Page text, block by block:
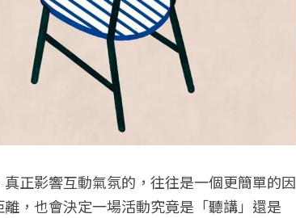
正影響互動氣氛的，往往是一個更簡單的因
，也會決定一場活動究竟是「聽講」還是